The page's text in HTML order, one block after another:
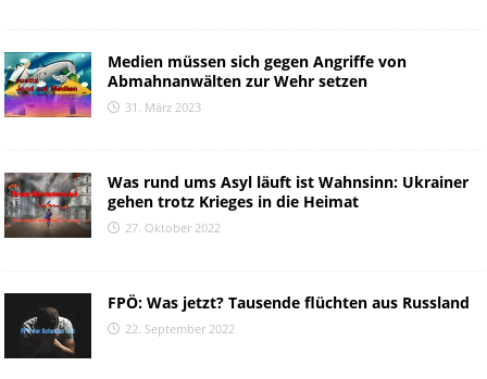
Medien müssen sich gegen Angriffe von
Abmahnanwälten zur Wehr setzen
31. März 2023
Was rund ums Asyl läuft ist Wahnsinn: Ukrainer
gehen trotz Krieges in die Heimat
27. Oktober 2022
FPÖ: Was jetzt? Tausende flüchten aus Russland
22. September 2022